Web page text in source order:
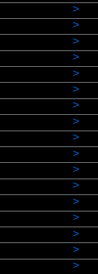
>
>
>
>
>
>
>
>
>
>
>
>
>
>
>
>
>